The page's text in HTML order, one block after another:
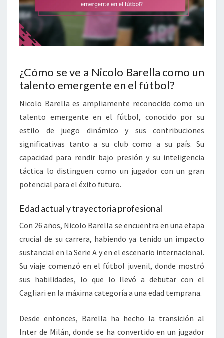
¿Cómo se ve a Nicolo Barella como un
talento emergente en el fútbol?
Nicolo Barella es ampliamente reconocido como un
talento emergente en el fútbol, conocido por su
estilo de juego dinámico y sus contribuciones
significativas tanto a su club como a su país. Su
capacidad para rendir bajo presión y su inteligencia
táctica lo distinguen como un jugador con un gran
potencial para el éxito futuro.
Edad actual y trayectoria profesional
Con 26 años, Nicolo Barella se encuentra en una etapa
crucial de su carrera, habiendo ya tenido un impacto
sustancial en la Serie A y en el escenario internacional.
Su viaje comenzó en el fútbol juvenil, donde mostró
sus habilidades, lo que lo llevó a debutar con el
Cagliari en la máxima categoría a una edad temprana.
Desde entonces, Barella ha hecho la transición al
Inter de Milán, donde se ha convertido en un jugador